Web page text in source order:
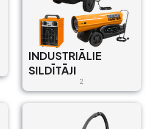
INDUSTRIĀLIE
SILDĪTĀJI
2